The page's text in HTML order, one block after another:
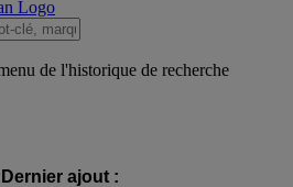
de l'historique de recherche
Dernier ajout :